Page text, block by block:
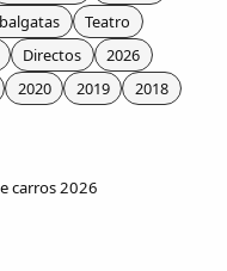
Teatro
Directos
2026
2020 2019
2018
carros 2026